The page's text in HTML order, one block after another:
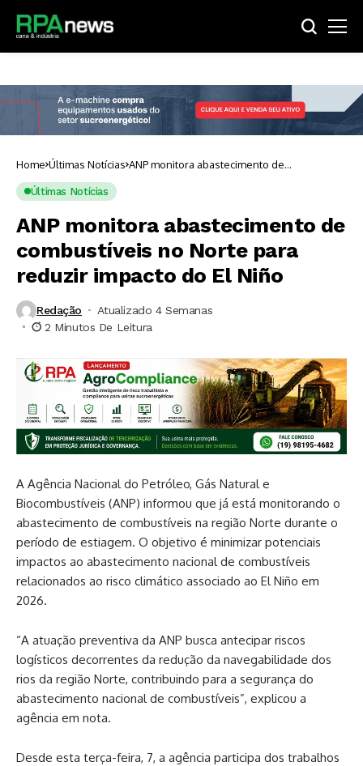
Home Últimas Notícias ANP monitora abastecimento de
Últimas Notícias
ANP monitora abastecimento de
combustíveis no Norte para
reduzir impacto do El Niño
Redação
Atualizado 4 Semanas ⁮
2 Minutos De Leitura
A Agência Nacional do Petróleo, Gás Natural e
Biocombustíveis (ANP) informou que já está monitorando o
abastecimento de combustíveis na região Norte durante o
período de estiagem. O objetivo é minimizar potenciais
impactos ao abastecimento nacional de combustíveis
relacionados ao risco climático associado ao El Niño em
2026.
“A atuação preventiva da ANP busca antecipar riscos
logísticos decorrentes da redução da navegabilidade dos
rios da região Norte, contribuindo para a segurança do
abastecimento nacional de combustíveis”, explicou a
agência em nota.
Desde esta terça-feira, 7, a agência participa dos trabalhos